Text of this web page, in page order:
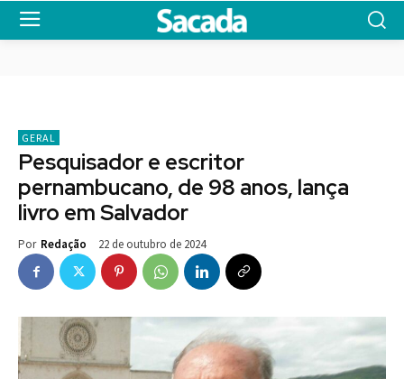
GERAL
Pesquisador e escritor
pernambucano, de 98 anos, lança
livro em Salvador
Por Redação 22 de outubro de 2024